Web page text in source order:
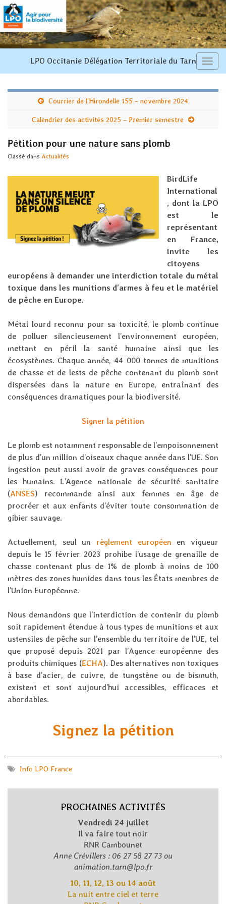
LPO Occitanie Délégation Territoriale du Tarn
Courrier de l’Hirondelle 155 – novembre 2024
Calendrier des activités 2025 – Premier semestre
Pétition pour une nature sans plomb
Classé dans Actualités
BirdLife
International
, dont la LPO
est le
représentant
en France,
invite les
citoyens
européens à demander une interdiction totale du métal
toxique dans les munitions d’armes à feu et le matériel
de pêche en Europe.
Métal lourd reconnu pour sa toxicité, le plomb continue
de polluer silencieusement l’environnement européen,
mettant en péril la santé humaine ainsi que les
écosystèmes. Chaque année, 44 000 tonnes de munitions
de chasse et de lests de pêche contenant du plomb sont
dispersées dans la nature en Europe, entraînant des
conséquences dramatiques pour la biodiversité.
Signer la pétition
Le plomb est notamment responsable de l’empoisonnement
de plus d’un million d’oiseaux chaque année dans l’UE. Son
ingestion peut aussi avoir de graves conséquences pour
les humains. L’Agence nationale de sécurité sanitaire
(ANSES) recommande ainsi aux femmes en âge de
procréer et aux enfants d’éviter toute consommation de
gibier sauvage.
Actuellement, seul un règlement européen en vigueur
depuis le 15 février 2023 prohibe l’usage de grenaille de
chasse contenant plus de 1% de plomb à moins de 100
mètres des zones humides dans tous les États membres de
l’Union Européenne.
Nous demandons que l’interdiction de contenir du plomb
soit rapidement étendue à tous types de munitions et aux
ustensiles de pêche sur l’ensemble du territoire de l’UE, tel
que proposé depuis 2021 par l’Agence européenne des
produits chimiques (ECHA). Des alternatives non toxiques
à base d’acier, de cuivre, de tungstène ou de bismuth,
existent et sont aujourd’hui accessibles, efficaces et
abordables.
Signez la pétition
Info LPO France
PROCHAINES ACTIVITÉS
Vendredi 24 juillet
Il va faire tout noir
RNR Cambounet
Anne Crévillers : 06 27 58 27 73 ou
animation.tarn@lpo.fr
10, 11, 12, 13 ou 14 août
La nuit entre ciel et terre